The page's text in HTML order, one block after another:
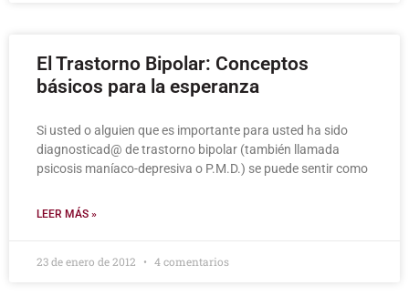
El Trastorno Bipolar: Conceptos
básicos para la esperanza
Si usted o alguien que es importante para usted ha sido
diagnosticad@ de trastorno bipolar (también llamada
psicosis maníaco-depresiva o P.M.D.) se puede sentir como
LEER MÁS »
23 de enero de 2012 4 comentarios